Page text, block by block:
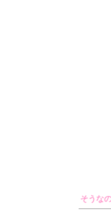
そうな